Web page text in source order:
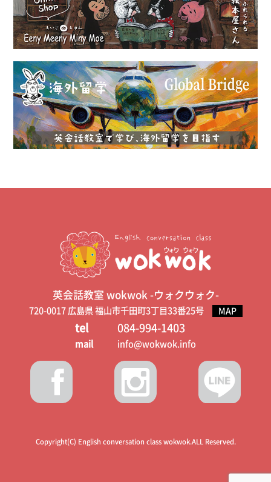
英会話教室 wokwok -ウォクウォク-
720-0017 広島県 福山市千田町3丁目33番25号 MAP
tel 084-994-1403
mail info@wokwok.info
Copyright(C) English conversation class wokwok.ALL Reserved.